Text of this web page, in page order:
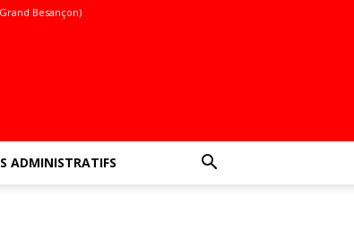
Besançon)
ADMINISTRATIFS